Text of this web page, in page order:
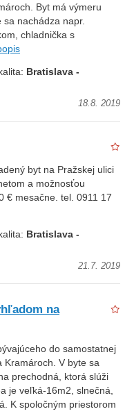
Byt má výmeru
nachádza napr.
chladnička s
Bratislava -
18.8. 2019
byt na Pražskej ulici
a možnosťou
€ mesačne. tel. 0911 17
Bratislava -
21.7. 2019
na
do samostatnej
Kramároch. V byte sa
prechodná, ktorá slúži
je veľká-16m2, slnečná,
K spoločným priestorom